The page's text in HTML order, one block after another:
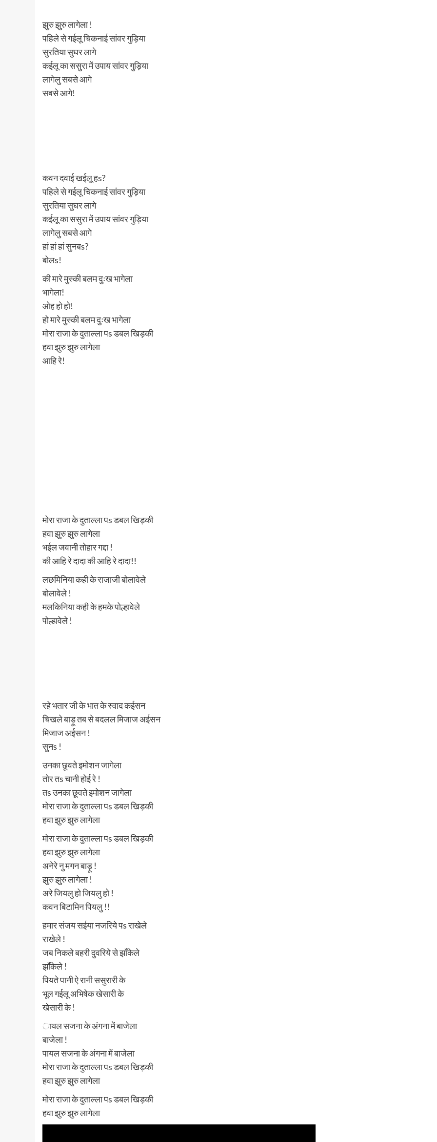
झुरु झुरु लागेला !
पहिले से गईलू चिकनाई सांवर गुड़िया
सुरतिया सुघर लागे
कईलू का ससुरा में उपाय सांवर गुड़िया
लागेलु सबसे आगे
सबसे आगे!
कवन दवाई खईलू हs?
पहिले से गईलू चिकनाई सांवर गुड़िया
सुरतिया सुघर लागे
कईलू का ससुरा में उपाय सांवर गुड़िया
लागेलु सबसे आगे
हां हां हां सुनबs?
बोलs!
की मारे मुस्की बलम दुःख भागेला
भागेला!
ओह हो हो!
हो मारे मुस्की बलम दुःख भागेला
मोरा राजा के दुताल्ला पs डबल खिड़की
हवा झुरु झुरु लागेला
आहि रे!
मोरा राजा के दुताल्ला पs डबल खिड़की
हवा झुरु झुरु लागेला
भईल जवानी तोहार गद्दा !
की आहि रे दादा की आहि रे दादा!!
लछमिनिया कही के राजाजी बोलावेले
बोलावेले !
मलकिनिया कही के हमके पोल्हावेले
पोल्हावेले !
रहे भतार जी के भात के स्वाद कईसन
चिखले बाड़ू तब से बदलल मिजाज अईसन
मिजाज अईसन !
सुनs !
उनका छूवते इमोशन जागेला
तोर तs चानी होई रे !
तs उनका छूवते इमोशन जागेला
मोरा राजा के दुताल्ला पs डबल खिड़की
हवा झुरु झुरु लागेला
मोरा राजा के दुताल्ला पs डबल खिड़की
हवा झुरु झुरु लागेला
अनेरे नु मगन बाड़ू !
झुरु झुरु लागेला !
अरे जियलु हो जियलु हो !
कवन बिटामिन पियलु !!
हमार संजय सईया नजरिये पs राखेले
राखेले !
जब निकले बहरी दुवरिये से झाँकेले
झाँकेले !
पियते पानी ऐ रानी ससुरारी के
भूल गईलू अभिषेक खेसारी के
खेसारी के !
ायल सजना के अंगना में बाजेला
बाजेला !
पायल सजना के अंगना में बाजेला
मोरा राजा के दुताल्ला पs डबल खिड़की
हवा झुरु झुरु लागेला
मोरा राजा के दुताल्ला पs डबल खिड़की
हवा झुरु झुरु लागेला